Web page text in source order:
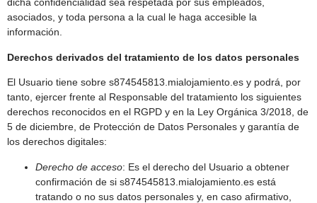
dicha confidencialidad sea respetada por sus empleados,
asociados, y toda persona a la cual le haga accesible la
información.
Derechos derivados del tratamiento de los datos personales
El Usuario tiene sobre s874545813.mialojamiento.es y podrá, por
tanto, ejercer frente al Responsable del tratamiento los siguientes
derechos reconocidos en el RGPD y en la Ley Orgánica 3/2018, de
5 de diciembre, de Protección de Datos Personales y garantía de
los derechos digitales:
Derecho de acceso: Es el derecho del Usuario a obtener
confirmación de si s874545813.mialojamiento.es está
tratando o no sus datos personales y, en caso afirmativo,